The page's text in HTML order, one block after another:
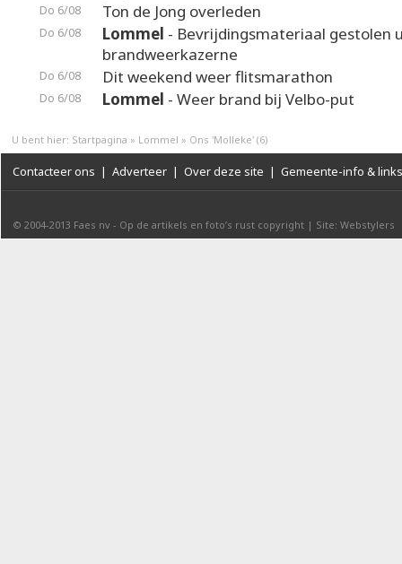
Do 6/08 Ton de Jong overleden
Do 6/08 Lommel - Bevrijdingsmateriaal gestolen
brandweerkazerne
Do 6/08 Dit weekend weer flitsmarathon
Do 6/08 Lommel - Weer brand bij Velbo-put
U bent hier: Startpagina » Lommel » Ons 'Molleke' (6)
Contacteer ons | Adverteer | Over deze site | Gemeente-info & links
© 2004-2013 Faes nv - Op de artikels en foto’s rust copyright | Site: Webstylers